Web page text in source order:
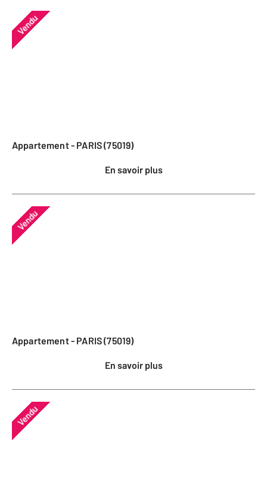
Vendu
Appartement - PARIS (75019)
En savoir plus
Vendu
Appartement - PARIS (75019)
En savoir plus
Vendu